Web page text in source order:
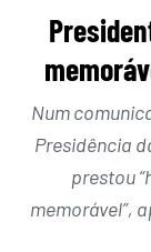
Num
Presidência
prestou
memorável”,